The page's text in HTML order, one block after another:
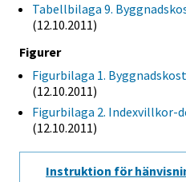
Tabellbilaga 9.
(12.10.2011)
Figurer
Figurbilaga 1.
(12.10.2011)
Figurbilaga 2. Indexvillkor-
(12.10.2011)
Instruktion för